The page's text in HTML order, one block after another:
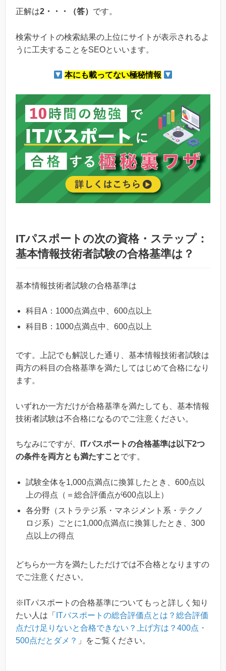
正解は2・・・（答） です。
検索サイトの検索結果の上位にサイトが表示されるよ
うに工夫することをSEOといいます。
本にも載ってない極秘情報
ITパスポートの次の資格・ステップ：
基本情報技術者試験の合格基準は？
基本情報技術者試験の合格基準は
科目A：1000点満点中、600点以上
科目B：1000点満点中、600点以上
です。上記でも解説した通り、基本情報技術者試験は
両方の科目の合格基準を満たしてはじめて合格になり
ます。
いずれか一方だけが合格基準を満たしても、基本情報
技術者試験は不合格になるのでご注意ください。
ちなみにですが、
ITパスポートの合格基準は以下2つ
の条件を両方とも満たすことです。
試験全体を1,000点満点に換算したとき、600点以
上の得点（＝総合評価点が600点以上）
各分野（ストラテジ系・マネジメント系・テクノ
ロジ系）ごとに1,000点満点に換算したとき、300
点以上の得点
どちらか一方を満たしただけでは不合格となりますの
でご注意ください。
※ITパスポートの合格基準についてもっと詳しく知り
たい人は「 ITパスポートの総合評価点とは？総合評価
点だけ足りないと合格できない？上げ方は？400点・
500点だとダメ？ 」をご覧ください。